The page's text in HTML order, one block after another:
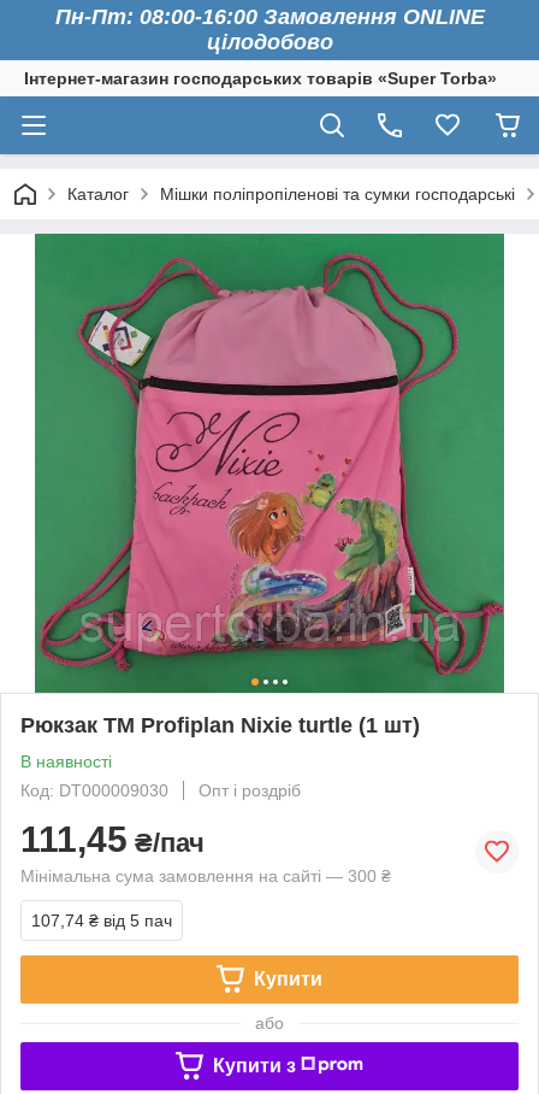
Пн-Пт: 08:00-16:00 Замовлення ONLINE
цілодобово
Інтернет-магазин господарських товарів «Super Torba»
Каталог Мішки поліпропіленові та сумки господарські
Рюкзак TM Profiplan Nixie turtle (1 шт)
В наявності
Код: DT000009030
Опт і роздріб
111,45 ₴/пач
Мінімальна сума замовлення на сайті — 300 ₴
107,74 ₴ від 5 пач
Купити
або
Купити з